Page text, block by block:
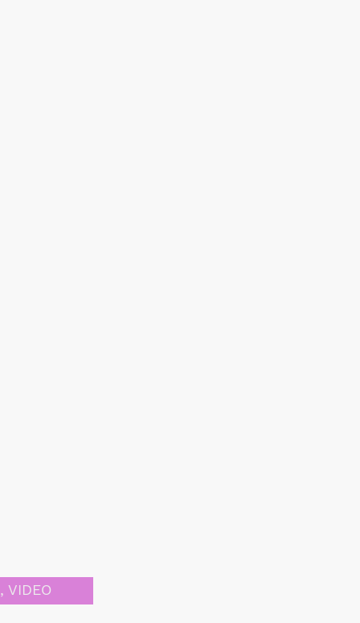
, VIDEO